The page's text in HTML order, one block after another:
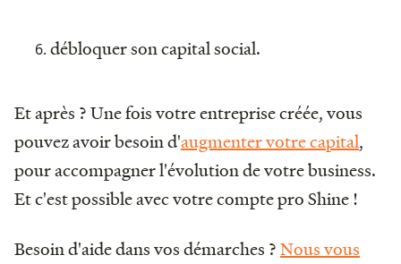
débloquer son capital social.
Et après ? Une fois votre entreprise créée, vous
pouvez avoir besoin d'augmenter votre capital,
pour accompagner l'évolution de votre business.
Et c'est possible avec votre compte pro Shine !
Besoin d'aide dans vos démarches ?Nous vous